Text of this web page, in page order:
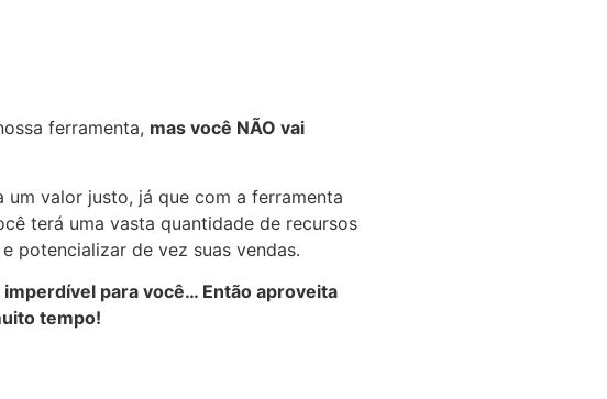
ferramenta, mas você NÃO vai
um valor justo, já que com a ferramenta
terá uma vasta quantidade de recursos
potencializar de vez suas vendas.
imperdível para você… Então aproveita
tempo!